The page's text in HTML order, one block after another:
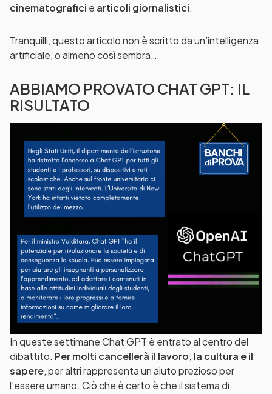
cinematografici e articoli giornalistici.
Tranquilli, questo articolo non è scritto da un’intelligenza
artificiale, o almeno così sembra…
ABBIAMO PROVATO CHAT GPT: IL
RISULTATO
In queste settimane Chat GPT è entrato al centro del
dibattito. Per molti cancellerà il lavoro, la cultura e il
sapere, per altri rappresenta un aiuto prezioso per
l’essere umano. Ciò che è certo è che il sistema di